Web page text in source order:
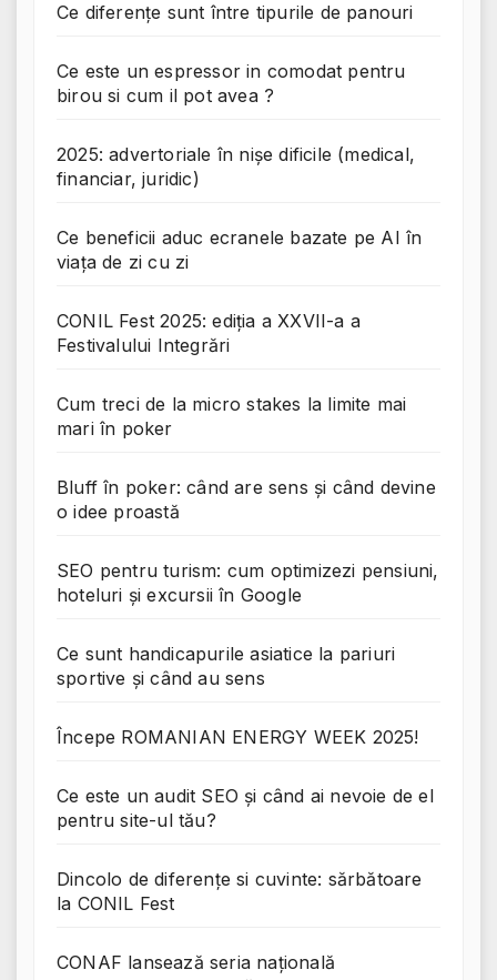
Ce diferențe sunt între tipurile de panouri
Ce este un espressor in comodat pentru
birou si cum il pot avea ?
2025: advertoriale în nișe dificile (medical,
financiar, juridic)
Ce beneficii aduc ecranele bazate pe AI în
viața de zi cu zi
CONIL Fest 2025: ediția a XXVII-a a
Festivalului Integrări
Cum treci de la micro stakes la limite mai
mari în poker
Bluff în poker: când are sens și când devine
o idee proastă
SEO pentru turism: cum optimizezi pensiuni,
hoteluri și excursii în Google
Ce sunt handicapurile asiatice la pariuri
sportive și când au sens
Începe ROMANIAN ENERGY WEEK 2025!
Ce este un audit SEO și când ai nevoie de el
pentru site-ul tău?
Dincolo de diferențe si cuvinte: sărbătoare
la CONIL Fest
CONAF lansează seria națională